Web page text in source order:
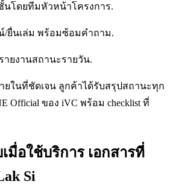
นโดยทีมหัวหน้าโครงการ.
ยื่นเล่ม พร้อมซ้อมคำถาม.
ยงานสถานะรายวัน.
ยในที่ชัดเจน ลูกค้าได้รับสรุปสถานะทุก
Official ของ iVC พร้อม checklist ที่
มื่อใช้บริการ เอกสารที่
Si